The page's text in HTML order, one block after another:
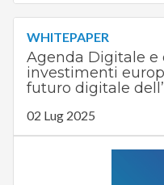
WHITEPAPER
Agenda Digitale e
investimenti
futuro digitale
02 Lug 2025